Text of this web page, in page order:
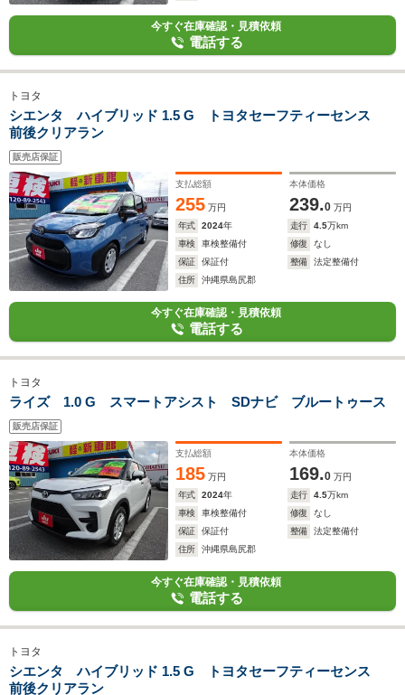
今すぐ在庫確認・見積依頼
電話する
トヨタ
シエンタ ハイブリッド 1.5 G トヨタセーフティーセンス
前後クリアラン
販売店保証
支払総額
255 万円
本体価格
239.0 万円
年式
2024年 走行 4.5万km
車検
車検整備付 修復
なし
保証
保証付 整備
法定整備付
住所
沖縄県島尻郡
今すぐ在庫確認・見積依頼
電話する
トヨタ
ライズ 1.0 G スマートアシスト SDナビ ブルートゥース
販売店保証
支払総額
185 万円
本体価格
169.0 万円
年式
2024年 走行 4.5万km
車検
車検整備付 修復
なし
保証
保証付 整備
法定整備付
住所
沖縄県島尻郡
今すぐ在庫確認・見積依頼
電話する
トヨタ
シエンタ ハイブリッド 1.5 G トヨタセーフティーセンス
前後クリアラン